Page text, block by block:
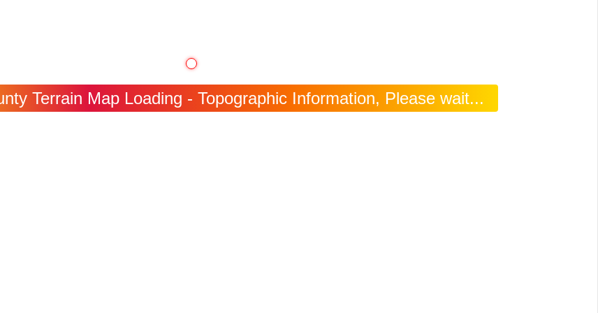
Terrain Map Loading - Topographic Information, Please wait...